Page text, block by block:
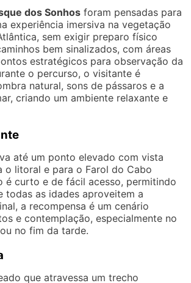
dos Sonhos foram pensadas para
experiência imersiva na vegetação
sem exigir preparo físico
bem sinalizados, com áreas
estratégicos para observação da
o percurso, o visitante é
natural, sons de pássaros e a
criando um ambiente relaxante e
até um ponto elevado com vista
o litoral e para o Farol do Cabo
é curto e de fácil acesso, permitindo
todas as idades aproveitem a
a recompensa é um cenário
e contemplação, especialmente no
no fim da tarde.
que atravessa um trecho